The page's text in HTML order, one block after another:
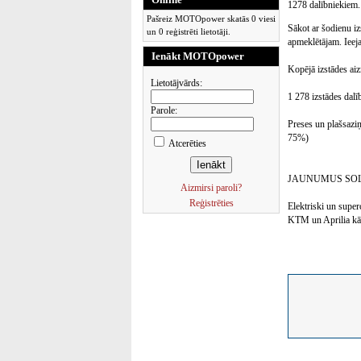
Pašreiz MOTOpower skatās 0 viesi
un 0 reģistrēti lietotāji.
Ienākt MOTOpower
Lietotājvārds:
Parole:
Atcerēties
Aizmirsi paroli?
Reģistrēties
1278 dalībniekiem.
Sākot ar šodienu
apmeklētājam.
Kopējā izstādes
1 278 izstādes
Preses un
75%)
JAUNUMUS
Elektriski un
KTM un Aprilia